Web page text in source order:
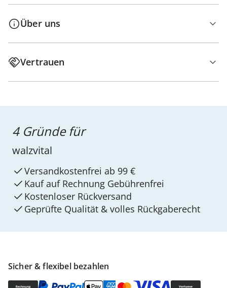
Über uns
Vertrauen
Sicher & flexibel bezahlen
4 Gründe für
walzvital
Versandkostenfrei ab 99 €
Kauf auf Rechnung Gebührenfrei
Kostenloser Rückversand
Geprüfte Qualität & volles Rückgaberecht